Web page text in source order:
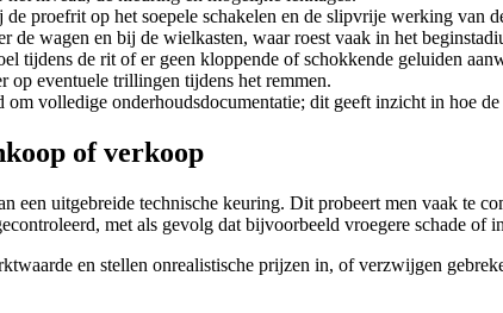
de proefrit op het soepele schakelen en de slipvrije werking van
de wagen en bij de wielkasten, waar roest vaak in het
tijdens de rit of er geen kloppende of schokkende geluiden
op eventuele trillingen tijdens het remmen.
om volledige onderhoudsdocumentatie; dit geeft inzicht in hoe
of verkoop
een uitgebreide technische keuring. Dit probeert men vaak te
met als gevolg dat bijvoorbeeld vroegere schade of
en stellen onrealistische prijzen in, of verzwijgen